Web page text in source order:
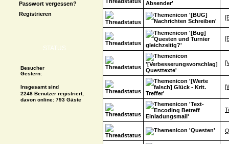
Passwort vergessen?
Registrieren
STATUS
Besucher
Gestern:
Insgesamt sind
2248 Benutzer registriert,
davon online: 793 Gäste